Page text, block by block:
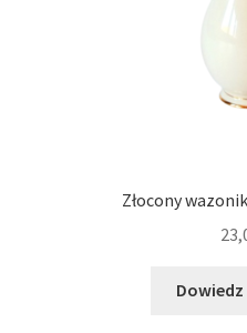
Złocony
Dowiedz